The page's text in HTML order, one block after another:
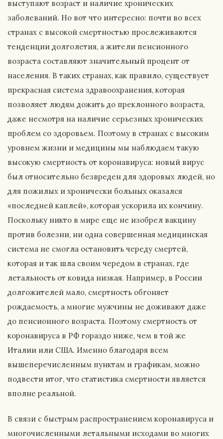
выступают возраст и наличие хронических
заболеваний. Но вот что интересно: почти во всех
странах с высокой смертностью прослеживаются
тенденции долголетия, а жители пенсионного
возраста составляют значительный процент от
населения. В таких странах, как правило, существует
прекрасная система здравоохранения, которая
позволяет людям дожить до преклонного возраста,
даже несмотря на наличие серьезных хронических
проблем со здоровьем. Поэтому в странах с высоким
уровнем жизни и медицины мы наблюдаем такую
высокую смертность от коронавируса: новый вирус
был относительно безвреден для здоровых людей, но
для пожилых и хронически больных оказался
«последней каплей», которая ускорила их кончину.
Поскольку никто в мире еще не изобрел вакцину
против болезни, ни одна совершенная медицинская
система не смогла остановить череду смертей,
которая и так шла своим чередом в странах, где
летальность от ковида низкая. Например, в России
долгожителей мало, смертность обгоняет
рождаемость, а многие мужчины не доживают даже
до пенсионного возраста. Поэтому смертность от
коронавируса в РФ гораздо ниже, чем в той же
Италии или США. Именно благодаря всем
вышеперечисленным пунктам и графикам, можно
подвести итог, что статистика смертности является
вполне реальной.
В связи с быстрым распространением коронавируса и
многочисленными летальными исходами во многих